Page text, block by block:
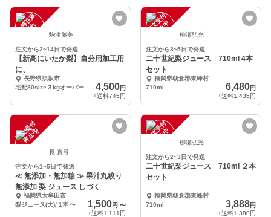
一
時
在
庫
切
れ
駒津勝美
注文から2~14日で発送
【新高にいたか梨】自分用加工用
に、
長野県須坂市
宅配80size３kgオーバー
4,500円
+送料745円
注
文
受
付
停
止
中 柳瀬弘光
注文から3~5日で発送
二十世紀梨ジュース 710ml 4本
セット
福岡県朝倉郡東峰村
710ml
6,480円
+送料1,435円
注
文
受
付
停
止
中
長 真弓
注文から1~5日で発送
≪ 無添加・無加糖 ≫ 果汁丸絞り
無添加 梨 ジュース しづく
福岡県大牟田市
梨ジュース(大)/ 1本〜 1,500円 〜
+送料1,111円
注
文
受
付
停
止
中 柳瀬弘光
注文から2~3日で発送
二十世紀梨ジュース 710ml ２本
セット
福岡県朝倉郡東峰村
710ml
3,888円
+送料1,380円